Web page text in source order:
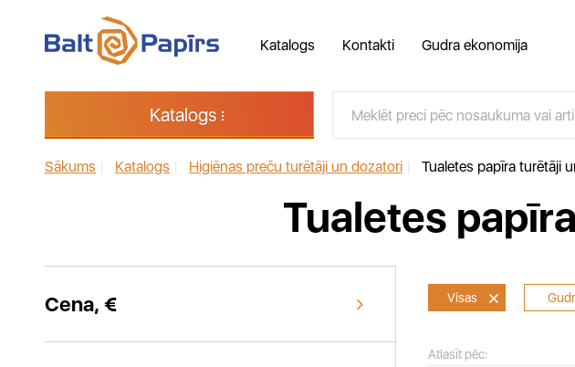
Katalogs Kontakti Gudra ekonomija
Katalogs
Sākums Katalogs Higiēnas preču turētāji un dozatori Tualetes papīra turētāji
Tualetes
Cena, € Visas
Atlasīt pēc: